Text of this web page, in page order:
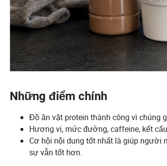
Những điểm chính
Đồ ăn vặt protein thành công vì chúng
Hương vị, mức đường, caffeine, kết
Cơ hội nội dung tốt nhất là giúp người
sự vẫn tốt hơn.